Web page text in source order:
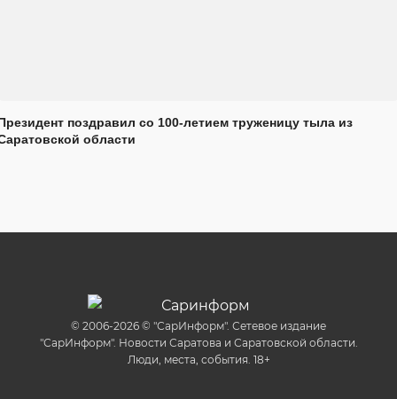
поздравил со 100-летием труженицу тыла из
области
© 2006-2026 © "СарИнформ". Сетевое издание
"СарИнформ". Новости Саратова и Саратовской области.
Люди, места, события. 18+